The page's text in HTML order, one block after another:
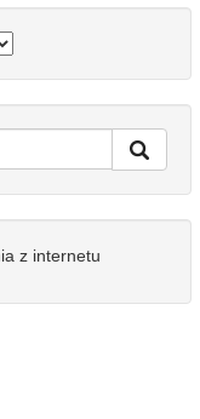
z internetu